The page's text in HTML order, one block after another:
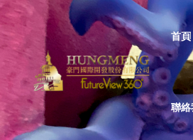
首頁
聯